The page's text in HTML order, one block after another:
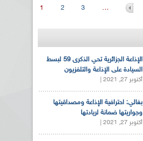
1 2 3 …
الإذاعة الجزائرية تحي الذكرى 59 لبسط
السيادة على الإذاعة والتلفزيون
أكتوبر 27, 2021 |
بغالي: احترافية الإذاعة ومصداقيتها
وجواريتها ضمانة لريادتها
أكتوبر 27, 2021 |